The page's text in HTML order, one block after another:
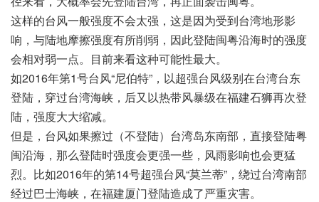
这样的台风一般强度不会太强，这是因为受到台湾地形影
响，与陆地摩擦强度有所削弱，因此登陆闽粤沿海时的强度
会相对弱一点。目前来看这种可能性最大。
如2016年第1号台风“尼伯特”，以超强台风级别在台湾台东
登陆，穿过台湾海峡，后又以热带风暴级在福建石狮再次登
陆，强度大大缩减。
但是，台风如果擦过（不登陆）台湾岛东南部，直接登陆粤
闽沿海，那么登陆时强度会更强一些，风雨影响也会更猛
烈。比如2016年的第14号超强台风“莫兰蒂”，绕过台湾南部
经过巴士海峡，在福建厦门登陆造成了严重灾害。